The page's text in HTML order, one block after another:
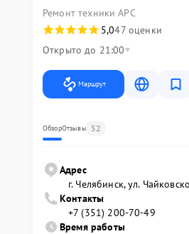
Ремонт техники APC
5,047 оценки
Открыто до 21:00
Маршрут
ОбзорОтзывы 52
Адрес
г. Челябинск, ул.
Контакты
+7 (351) 200-70-49
Время работы